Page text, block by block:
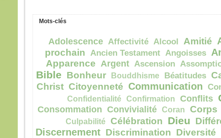
et
la
à
Mots-clés
Adolescence Affectivité Alcool Amitié
prochain Ancien Testament Angoisses
Apparence Argent Ascension
Bible Bonheur Bouddhisme Béatitudes
Christ Citoyenneté Communication
Confidentialité Confirmation Conflits
Consommation Convivialité Coran Corps
Culpabilité Célébration Dieu
Discernement Discrimination Diversité